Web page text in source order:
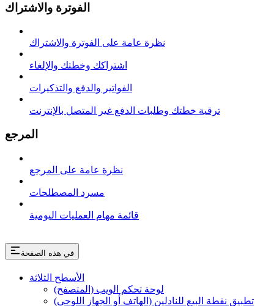
الفوترة والاشتراك
نظرة عامة على الفوترة والاشتراك
اشتراكك وخطتك والإلغاء
الفواتير والدفع والتذكيرات
ترقية خطتك وطلبات الدفع غير المتصل بالإنترنت
المرجع
نظرة عامة على المرجع
مسرد المصطلحات
قائمة مهام العمليات اليومية
في هذه الصفحة
الأسطح الثلاثة
لوحة تحكم الويب (المتصفح)
تطبيق نقطة البيع للنادلين (الهاتف أو الجهاز اللوحي)